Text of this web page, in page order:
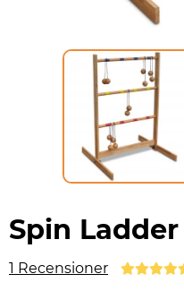
Spin Ladder
1 Recensioner